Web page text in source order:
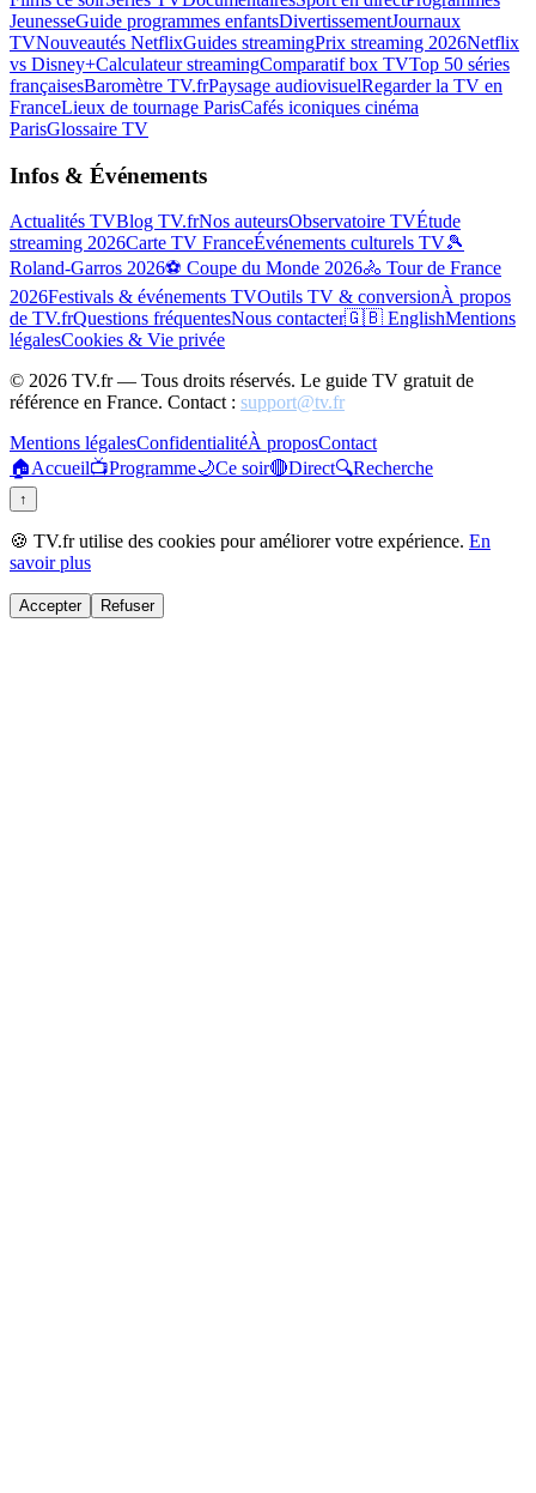
JeunesseGuide programmes enfantsDivertissementJournaux
TVNouveautés NetflixGuides streamingPrix streaming 2026Netflix
vs Disney+Calculateur streamingComparatif box TVTop 50 séries
françaisesBaromètre TV.frPaysage audiovisuelRegarder la TV en
FranceLieux de tournage ParisCafés iconiques cinéma
ParisGlossaire TV
Infos & Événements
Actualités TVBlog TV.frNos auteursObservatoire TVÉtude
streaming 2026Carte TV FranceÉvénements culturels TV🎾
Roland-Garros 2026⚽ Coupe du Monde 2026🚴 Tour de France
2026Festivals & événements TVOutils TV & conversionÀ propos
de TV.frQuestions fréquentesNous contacter🇬🇧 EnglishMentions
légalesCookies & Vie privée
© 2026 TV.fr — Tous droits réservés. Le guide TV gratuit de
référence en France. Contact : support@tv.fr
Mentions légalesConfidentialitéÀ proposContact
🏠Accueil📺Programme🌙Ce soir🔴Direct🔍Recherche
↑
🍪 TV.fr utilise des cookies pour améliorer votre expérience. En
savoir plus
Accepter Refuser